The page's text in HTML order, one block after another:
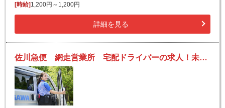
[時給] 1,200円～1,200円
詳細を見る
佐川急便 網走営業所 宅配ドライバーの求人！未経験歓迎！先輩たちがサポートします♪